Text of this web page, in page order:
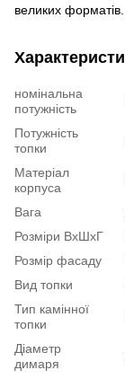
великих форматів.
номінальна
потужність
Потужність
топки
Матеріал
корпуса
Вага
Розміри ВхШхГ
Розмір фасаду
Вид топки
Тип камінної
топки
Діаметр
димаря